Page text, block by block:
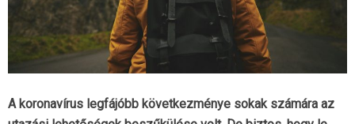
A koronavírus legfájóbb következménye sokak számára az